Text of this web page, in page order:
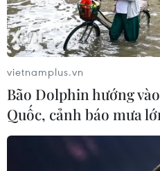
vietnamplus.vn
Bão Dolphin hướng
Quốc, cảnh báo mưa